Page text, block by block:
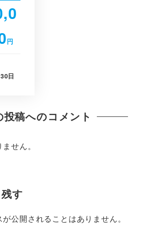
円
日
投稿へのコメント
せん。
す
公開されることはありません。